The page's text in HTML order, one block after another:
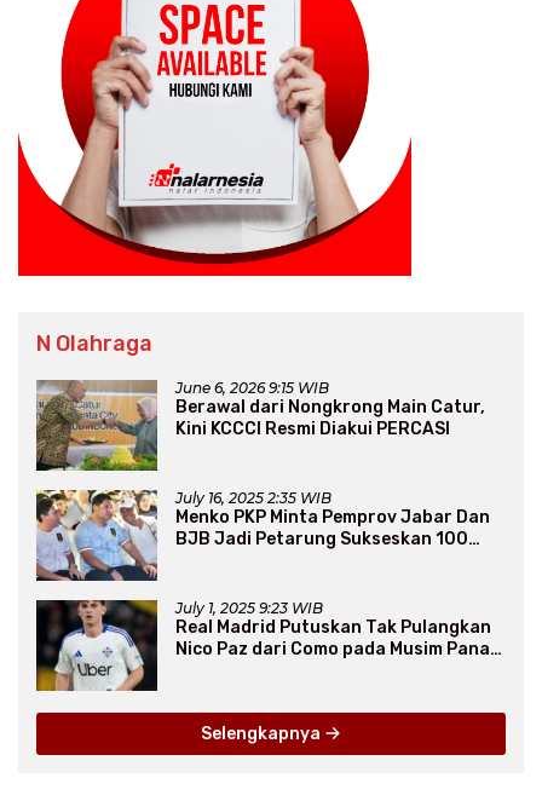
N Olahraga
June 6, 2026 9:15 WIB
Berawal dari Nongkrong Main Catur,
Kini KCCCI Resmi Diakui PERCASI
July 16, 2025 2:35 WIB
Menko PKP Minta Pemprov Jabar Dan
BJB Jadi Petarung Sukseskan 100
July 1, 2025 9:23 WIB
Real Madrid Putuskan Tak Pulangkan
Nico Paz dari Como pada Musim Panas
Selengkapnya